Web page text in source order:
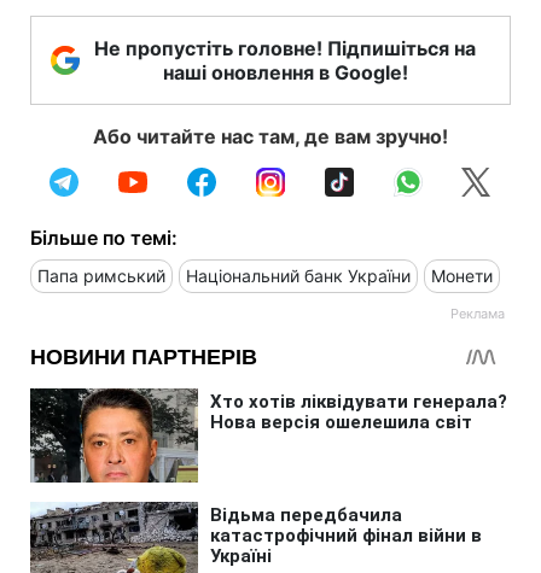
Не пропустіть головне! Підпишіться на
наші оновлення в Google!
Або читайте нас там, де вам зручно!
Більше по темі:
Папа римський Національний банк України Монети